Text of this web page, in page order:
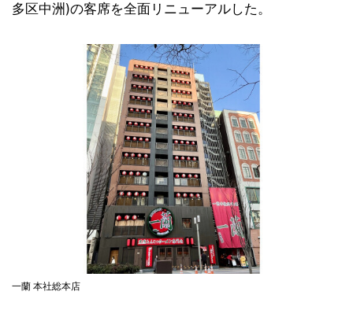
多区中洲)の客席を全面リニューアルした。
一蘭 本社総本店